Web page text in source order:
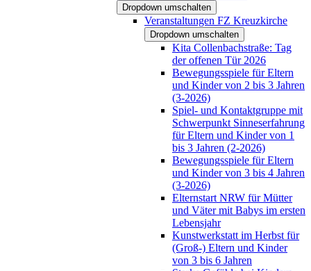
Dropdown umschalten
Veranstaltungen FZ Kreuzkirche
Dropdown umschalten
Kita Collenbachstraße: Tag
der offenen Tür 2026
Bewegungsspiele für Eltern
und Kinder von 2 bis 3 Jahren
(3-2026)
Spiel- und Kontaktgruppe mit
Schwerpunkt Sinneserfahrung
für Eltern und Kinder von 1
bis 3 Jahren (2-2026)
Bewegungsspiele für Eltern
und Kinder von 3 bis 4 Jahren
(3-2026)
Elternstart NRW für Mütter
und Väter mit Babys im ersten
Lebensjahr
Kunstwerkstatt im Herbst für
(Groß-) Eltern und Kinder
von 3 bis 6 Jahren